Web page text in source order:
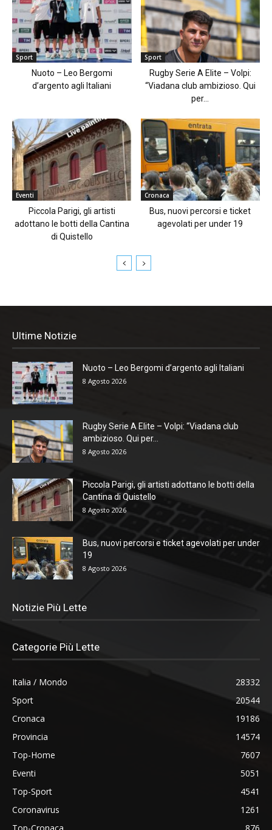
Sport
Nuoto – Leo Bergomi
d’argento agli Italiani
Sport
Rugby Serie A Elite – Volpi:
“Viadana club ambizioso. Qui
per...
Eventi
Piccola Parigi, gli artisti
adottano le botti della Cantina
di Quistello
Cronaca
Bus, nuovi percorsi e ticket
agevolati per under 19
Ultime Notizie
Nuoto – Leo Bergomi d’argento agli Italiani
8 Agosto 2026
Rugby Serie A Elite – Volpi: “Viadana club
ambizioso. Qui per...
8 Agosto 2026
Piccola Parigi, gli artisti adottano le botti della
Cantina di Quistello
8 Agosto 2026
Bus, nuovi percorsi e ticket agevolati per under
19
8 Agosto 2026
Notizie Più Lette
Categorie Più Lette
Italia / Mondo
28332
Sport
20544
Cronaca
19186
Provincia
14574
Top-Home
7607
Eventi
5051
Top-Sport
4541
Coronavirus
1261